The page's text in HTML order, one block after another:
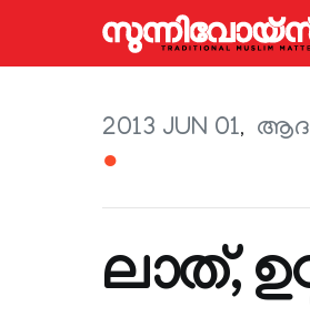
2013 JUN 01
●
ലാത്,